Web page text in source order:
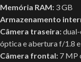
Memória RAM: 3 GB
Armazenamento
Câmera traseira:
óptica e abertura f/1.8
Câmera frontal: 7 MP